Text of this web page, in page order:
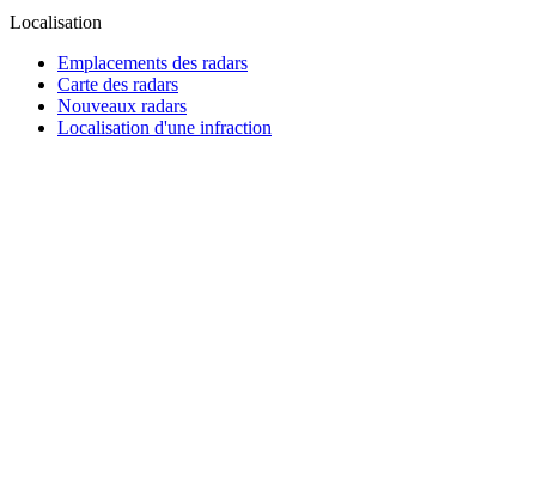
Localisation
Emplacements des radars
Carte des radars
Nouveaux radars
Localisation d'une infraction